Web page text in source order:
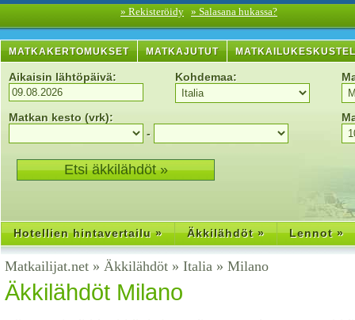
» Rekisteröidy » Salasana hukassa?
MATKAKERTOMUKSET MATKAJUTUT
Aikaisin lähtöpäivä: Kohdemaa:
Matkan kesto (vrk):
-
Hotellien hintavertailu » Äkkilähdöt » Lennot »
Matkailijat.net » Äkkilähdöt » Italia » Milano
Äkkilähdöt Milano